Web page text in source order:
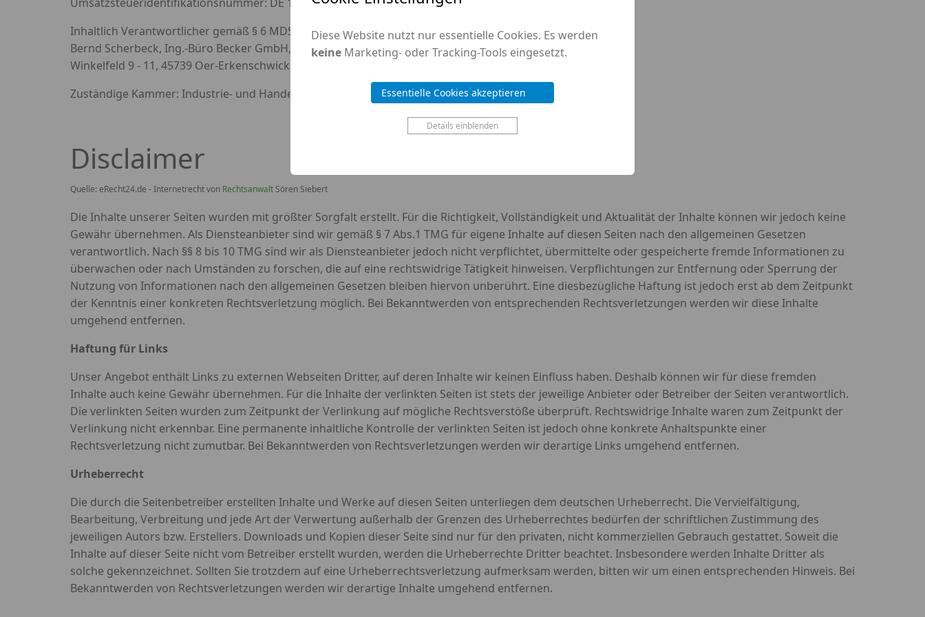
Inhaltlich Verantwortlicher gemäß § 6 MDStV:
Bernd Scherbeck, Ing.-Büro Becker GmbH,
Winkelfeld 9 - 11, 45739 Oer-Erkenschwick
Zuständige Kammer: Industrie- und Handelskammer (NRW)
Disclaimer
Quelle: eRecht24.de - Internetrecht von Rechtsanwalt Sören Siebert
Die Inhalte unserer Seiten wurden mit größter Sorgfalt erstellt. Für die Richtigkeit, Vollständigkeit und Aktualität der Inhalte können wir jedoch keine
Gewähr übernehmen. Als Diensteanbieter sind wir gemäß § 7 Abs.1 TMG für eigene Inhalte auf diesen Seiten nach den allgemeinen Gesetzen
verantwortlich. Nach §§ 8 bis 10 TMG sind wir als Diensteanbieter jedoch nicht verpflichtet, übermittelte oder gespeicherte fremde Informationen zu
überwachen oder nach Umständen zu forschen, die auf eine rechtswidrige Tätigkeit hinweisen. Verpflichtungen zur Entfernung oder Sperrung der
Nutzung von Informationen nach den allgemeinen Gesetzen bleiben hiervon unberührt. Eine diesbezügliche Haftung ist jedoch erst ab dem Zeitpunkt
der Kenntnis einer konkreten Rechtsverletzung möglich. Bei Bekanntwerden von entsprechenden Rechtsverletzungen werden wir diese Inhalte
umgehend entfernen.
Haftung für Links
Unser Angebot enthält Links zu externen Webseiten Dritter, auf deren Inhalte wir keinen Einfluss haben. Deshalb können wir für diese fremden
Inhalte auch keine Gewähr übernehmen. Für die Inhalte der verlinkten Seiten ist stets der jeweilige Anbieter oder Betreiber der Seiten verantwortlich.
Die verlinkten Seiten wurden zum Zeitpunkt der Verlinkung auf mögliche Rechtsverstöße überprüft. Rechtswidrige Inhalte waren zum Zeitpunkt der
Verlinkung nicht erkennbar. Eine permanente inhaltliche Kontrolle der verlinkten Seiten ist jedoch ohne konkrete Anhaltspunkte einer
Rechtsverletzung nicht zumutbar. Bei Bekanntwerden von Rechtsverletzungen werden wir derartige Links umgehend entfernen.
Urheberrecht
Die durch die Seitenbetreiber erstellten Inhalte und Werke auf diesen Seiten unterliegen dem deutschen Urheberrecht. Die Vervielfältigung,
Bearbeitung, Verbreitung und jede Art der Verwertung außerhalb der Grenzen des Urheberrechtes bedürfen der schriftlichen Zustimmung des
jeweiligen Autors bzw. Erstellers. Downloads und Kopien dieser Seite sind nur für den privaten, nicht kommerziellen Gebrauch gestattet. Soweit die
Inhalte auf dieser Seite nicht vom Betreiber erstellt wurden, werden die Urheberrechte Dritter beachtet. Insbesondere werden Inhalte Dritter als
solche gekennzeichnet. Sollten Sie trotzdem auf eine Urheberrechtsverletzung aufmerksam werden, bitten wir um einen entsprechenden Hinweis. Bei
Bekanntwerden von Rechtsverletzungen werden wir derartige Inhalte umgehend entfernen.
Diese Website nutzt nur essentielle Cookies. Es werden
keine Marketing- oder Tracking-Tools eingesetzt.
Essentielle Cookies akzeptieren
Details einblenden